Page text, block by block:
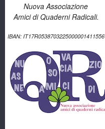
Nuova Associazione
Amici di Quaderni Radicali.
IBAN: IT17R0538703225000001411556